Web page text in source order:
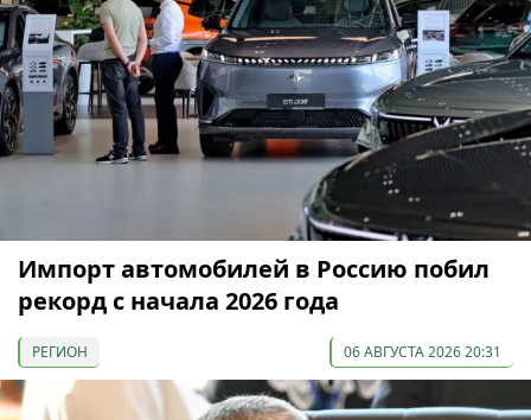
Импорт автомобилей в Россию побил
рекорд с начала 2026 года
РЕГИОН 06 АВГУСТА 2026 20:31